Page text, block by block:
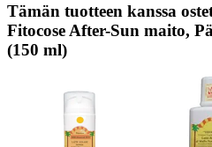
Tämän tuotteen kanssa
Fitocose After-Sun maito,
(150 ml)